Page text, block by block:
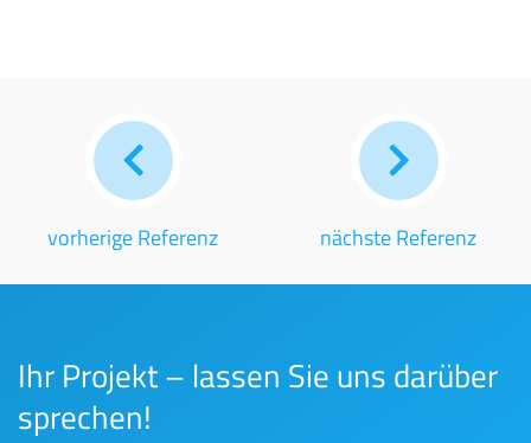
vorherige Referenz nächste Referenz
Ihr Projekt – lassen Sie uns darüber
sprechen!